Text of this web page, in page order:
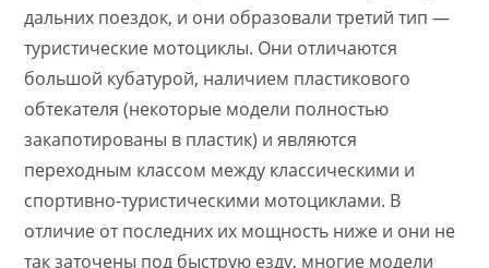
дальних поездок, и они образовали третий тип —
туристические мотоциклы. Они отличаются
большой кубатурой, наличием пластикового
обтекателя (некоторые модели полностью
закапотированы в пластик) и являются
переходным классом между классическими и
спортивно-туристическими мотоциклами. В
отличие от последних их мощность ниже и они не
так заточены под быструю езду, многие модели